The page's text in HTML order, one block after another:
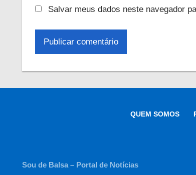
Salvar meus dados neste navegador
QUEM SOMOS
Sou de Balsa – Portal de Notícias